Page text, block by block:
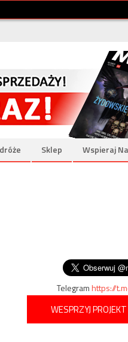
Sklep Wspieraj
Telegramhttps://
WESPRZYJ